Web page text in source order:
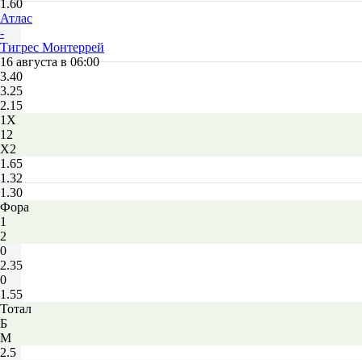
1.60
Атлас
-
Тигрес Монтеррей
16 августа в 06:00
3.40
3.25
2.15
1X
12
X2
1.65
1.32
1.30
Фора
1
2
0
2.35
0
1.55
Тотал
Б
М
2.5